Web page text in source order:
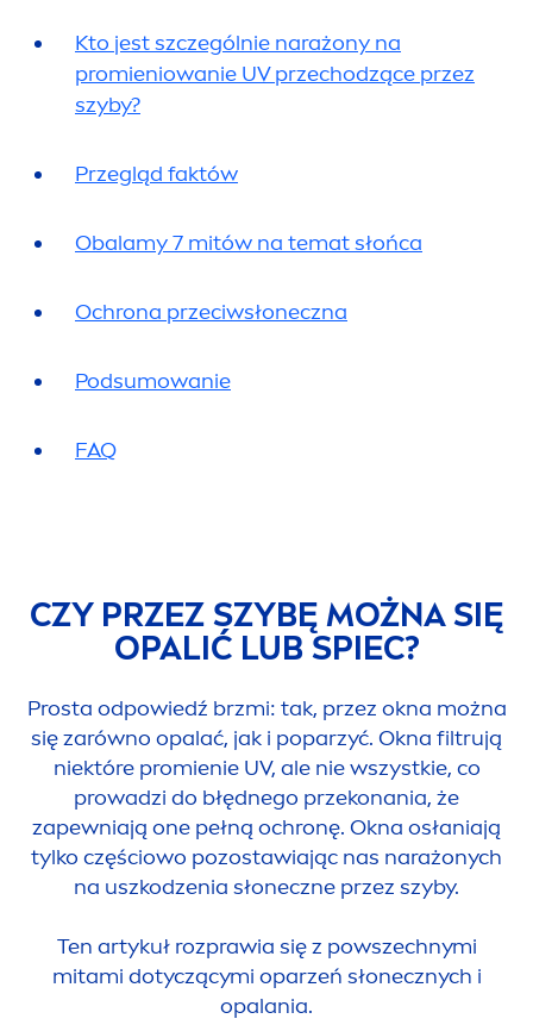
Kto jest szczególnie narażony na
promieniowanie UV przechodzące przez
szyby?
Przegląd faktów
Obalamy 7 mitów na temat słońca
Ochrona przeciwsłoneczna
Podsumowanie
FAQ
CZY PRZEZ SZYBĘ MOŻNA SIĘ
OPALIĆ LUB SPIEC?
Prosta odpowiedź brzmi: tak, przez okna można
się zarówno opalać, jak i poparzyć. Okna filtrują
niektóre promienie UV, ale nie wszystkie, co
prowadzi do błędnego przekonania, że
zapewniają one pełną ochronę. Okna osłaniają
tylko częściowo pozostawiając nas narażonych
na uszkodzenia słoneczne przez szyby.
Ten artykuł rozprawia się z powszechnymi
mitami dotyczącymi oparzeń słonecznych i
opalania.